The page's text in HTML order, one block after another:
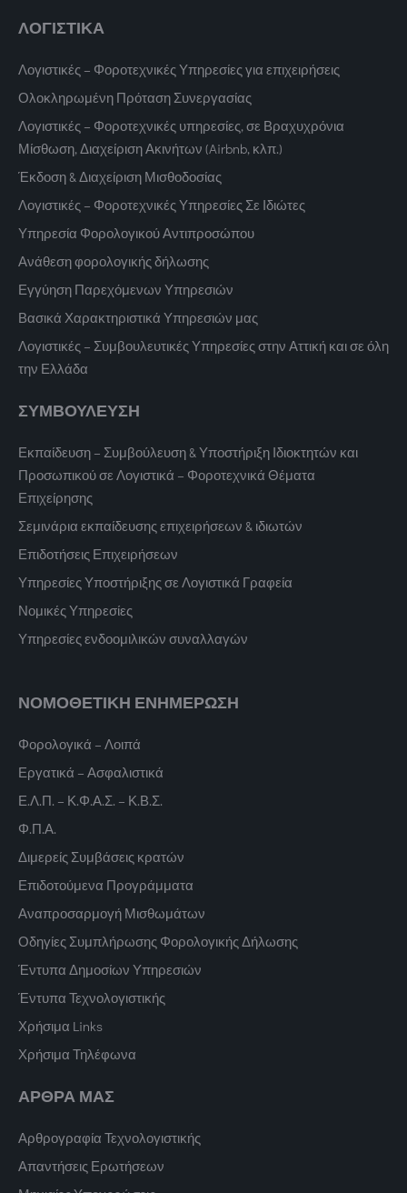
ΛΟΓΙΣΤΙΚΑ
Λογιστικές – Φοροτεχνικές Υπηρεσίες για επιχειρήσεις
Ολοκληρωμένη Πρόταση Συνεργασίας
Λογιστικές – Φοροτεχνικές υπηρεσίες, σε Βραχυχρόνια
Μίσθωση, Διαχείριση Ακινήτων (Airbnb, κλπ.)
Έκδοση & Διαχείριση Μισθοδοσίας
Λογιστικές – Φοροτεχνικές Υπηρεσίες Σε Ιδιώτες
Υπηρεσία Φορολογικού Αντιπροσώπου
Ανάθεση φορολογικής δήλωσης
Εγγύηση Παρεχόμενων Υπηρεσιών
Βασικά Χαρακτηριστικά Υπηρεσιών μας
Λογιστικές – Συμβουλευτικές Υπηρεσίες στην Αττική και σε όλη
την Ελλάδα
ΣΥΜΒΟΥΛΕΥΣΗ
Εκπαίδευση – Συμβούλευση & Υποστήριξη Ιδιοκτητών και
Προσωπικού σε Λογιστικά – Φοροτεχνικά Θέματα
Επιχείρησης
Σεμινάρια εκπαίδευσης επιχειρήσεων & ιδιωτών
Επιδοτήσεις Επιχειρήσεων
Υπηρεσίες Υποστήριξης σε Λογιστικά Γραφεία
Νομικές Υπηρεσίες
Υπηρεσίες ενδοομιλικών συναλλαγών
ΝΟΜΟΘΕΤΙΚΗ ΕΝΗΜΕΡΩΣΗ
Φορολογικά – Λοιπά
Εργατικά – Ασφαλιστικά
Ε.Λ.Π. – Κ.Φ.Α.Σ. – Κ.Β.Σ.
Φ.Π.Α.
Διμερείς Συμβάσεις κρατών
Επιδοτούμενα Προγράμματα
Αναπροσαρμογή Μισθωμάτων
Οδηγίες Συμπλήρωσης Φορολογικής Δήλωσης
Έντυπα Δημοσίων Υπηρεσιών
Έντυπα Τεχνολογιστικής
Χρήσιμα Links
Χρήσιμα Τηλέφωνα
ΑΡΘΡΑ ΜΑΣ
Αρθρογραφία Τεχνολογιστικής
Απαντήσεις Ερωτήσεων